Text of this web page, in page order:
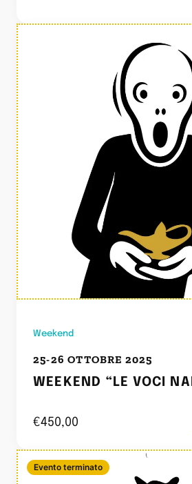
Weekend
25-26 OTTOBRE 2025
WEEKEND “LE VOCI
€450,00
Evento terminato